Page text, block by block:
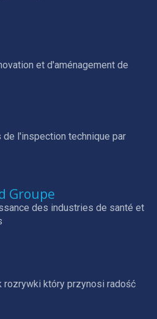
et d'aménagement de
l'inspection technique par
Groupe
des industries de santé et
rozrywki który przynosi radość